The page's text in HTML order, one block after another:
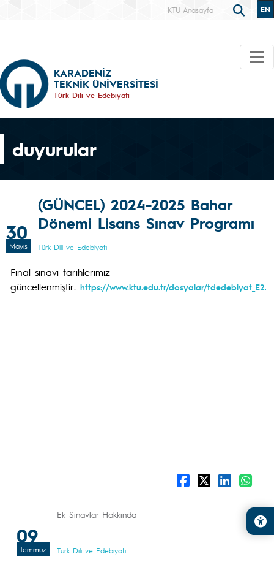
KTÜ Anasayfa EN
KARADENİZ
TEKNİK ÜNİVERSİTESİ
Türk Dili ve Edebiyatı
duyurular
30
Mayıs
(GÜNCEL) 2024-2025 Bahar
Dönemi Lisans Sınav Programı
Türk Dili ve Edebiyatı
Final sınavı tarihlerimiz
güncellenmiştir: https://www.ktu.edu.tr/dosyalar/
09
Temmuz
Ek Sınavlar Hakkında
Türk Dili ve Edebiyatı